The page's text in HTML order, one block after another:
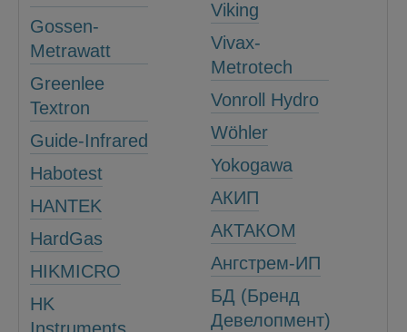
Gossen-
Metrawatt
Greenlee
Textron
Guide-Infrared
Habotest
HANTEK
HardGas
HIKMICRO
HK
Instruments
Viking
Vivax-
Metrotech
Vonroll Hydro
Wöhler
Yokogawa
АКИП
АКТАКОМ
Ангстрем-ИП
БД (Бренд
Девелопмент)